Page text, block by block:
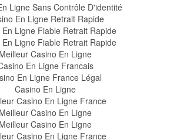
Ligne Sans Contrôle D'identité
En Ligne Retrait Rapide
En Ligne Fiable Retrait Rapide
En Ligne Fiable Retrait Rapide
Meilleur Casino En Ligne
En Ligne Francais
En Ligne France Légal
Casino En Ligne
Casino En Ligne France
Meilleur Casino En Ligne
Meilleur Casino En Ligne
Casino En Ligne France